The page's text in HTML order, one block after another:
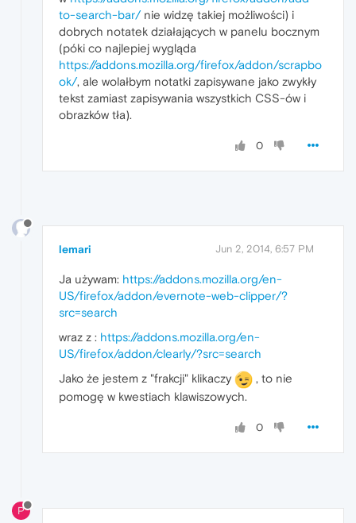
to-search-bar/nie widzę takiej możliwości) i
dobrych notatek działających w panelu bocznym
(póki co najlepiej wygląda
https://addons.mozilla.org/firefox/addon/scrapbo
ok/, ale wolałbym notatki zapisywane jako zwykły
tekst zamiast zapisywania wszystkich CSS-ów i
obrazków tła).
0
lemari Jun 2, 2014, 6:57 PM
Ja używam: https://addons.mozilla.org/en-
US/firefox/addon/evernote-web-clipper/?
src=search
wraz z : https://addons.mozilla.org/en-
US/firefox/addon/clearly/?src=search
Jako że jestem z "frakcji" klikaczy
, to nie
pomogę w kwestiach klawiszowych.
0
P